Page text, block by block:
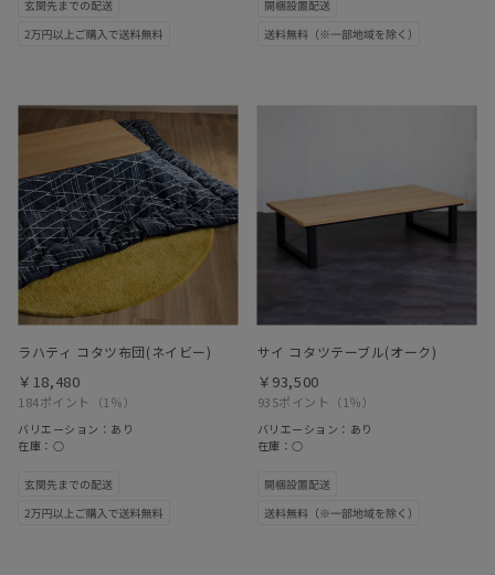
ラハティ コタツ布団(ネイビー)
184ポイント （1％）
￥18,480
バリエーション：あり
在庫：○
サイ コタツテーブル(オーク)
935ポイント （1％）
￥93,500
バリエーション：あり
在庫：○